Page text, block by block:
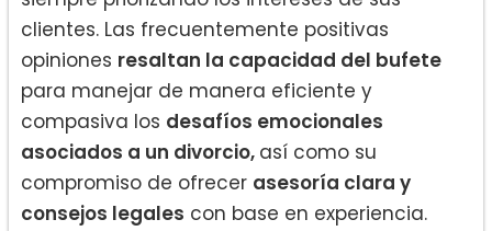
clientes. Las frecuentemente positivas
opiniones resaltan la capacidad del bufete
para manejar de manera eficiente y
compasiva los desafíos emocionales
asociados a un divorcio, así como su
compromiso de ofrecer asesoría clara y
consejos legales con base en experiencia.